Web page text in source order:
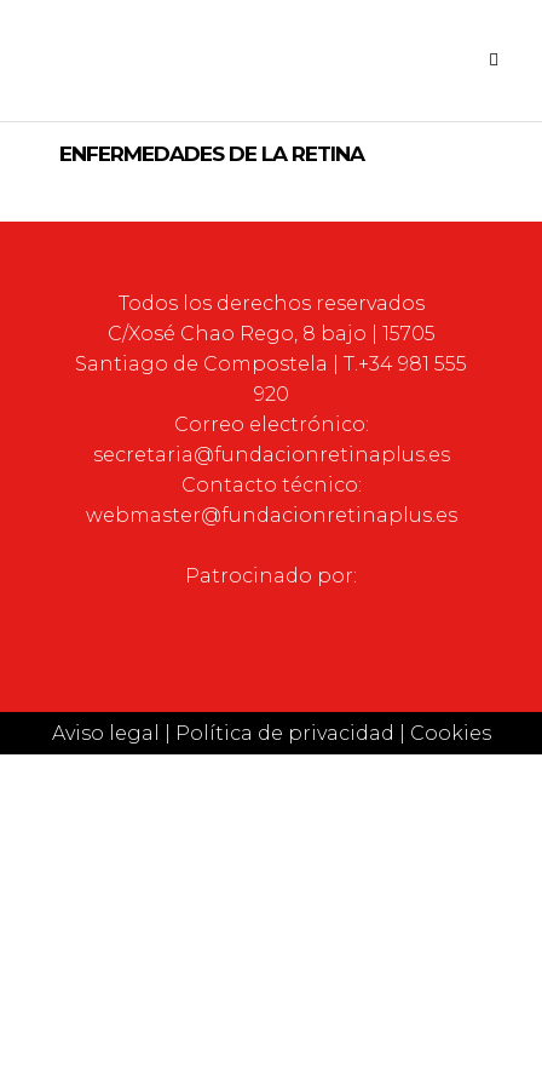
ENFERMEDADES DE LA RETINA
Todos los derechos reservados
C/Xosé Chao Rego, 8 bajo | 15705
Santiago de Compostela | T.+34 981 555
920
Correo electrónico:
secretaria@fundacionretinaplus.es
Contacto técnico:
webmaster@fundacionretinaplus.es
Patrocinado por:
Aviso legal Política de privacidad Cookies